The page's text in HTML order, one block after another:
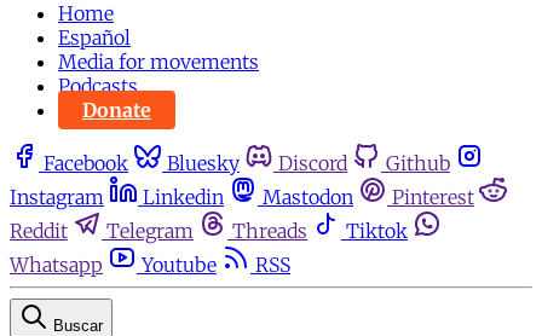
Home
Español
Media for movements
Podcasts
Donate
Facebook Bluesky Discord
Github
Instagram
Linkedin Mastodon
Pinterest
Reddit
Telegram Threads
Tiktok
Whatsapp
Youtube RSS
Buscar